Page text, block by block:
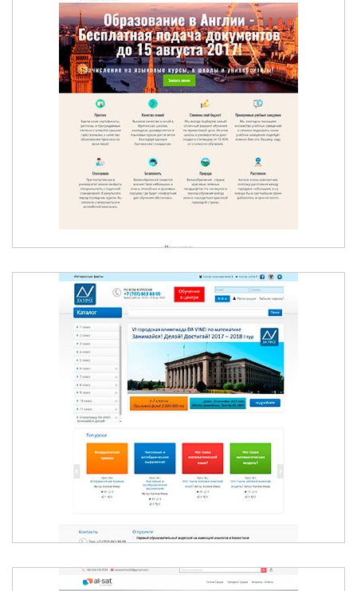
ЛЕТНИЕ КАНИКУЛЫ В АНГЛИИ
БЕСПЛАТНЫЕ ВИДЕОУРОКИ ДЛЯ
ШКОЛЬНИКОВ